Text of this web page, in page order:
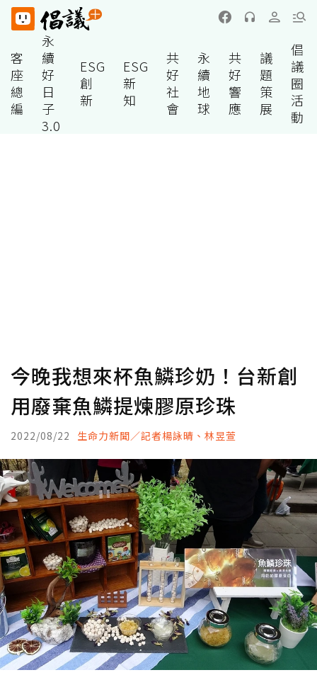
客
座
總
編
永
續
好
日
子
3.0
ESG
創
新
ESG
新
知
共
好
社
會
永
續
地
球
共
好
響
應
議
題
策
展
倡
議
圈
活
動
今晚我想來杯魚鱗珍奶！台新創
用廢棄魚鱗提煉膠原珍珠
2022/08/22 生命力新聞／記者楊詠晴、林昱萱